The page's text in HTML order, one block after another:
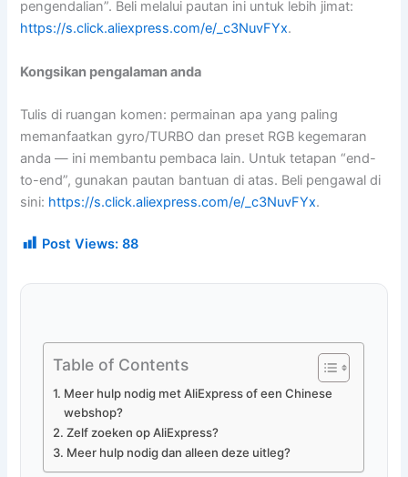
pengendalian”. Beli melalui pautan ini untuk lebih jimat:
https://s.click.aliexpress.com/e/_c3NuvFYx.
Kongsikan pengalaman anda
Tulis di ruangan komen: permainan apa yang paling
memanfaatkan gyro/TURBO dan preset RGB kegemaran
anda — ini membantu pembaca lain. Untuk tetapan “end-
to-end”, gunakan pautan bantuan di atas. Beli pengawal di
sini: https://s.click.aliexpress.com/e/_c3NuvFYx.
Post Views: 88
Table of Contents
Meer hulp nodig met AliExpress of een Chinese
webshop?
Zelf zoeken op AliExpress?
Meer hulp nodig dan alleen deze uitleg?